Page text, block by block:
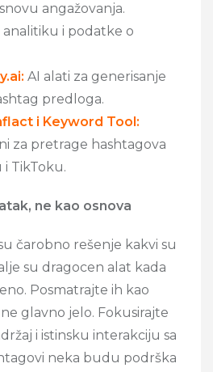
angažovanja.
analitiku i podatke o
AI alati za generisanje
predloga.
i Keyword Tool:
za pretrage hashtagova
TikToku.
ne kao osnova
čarobno rešenje kakvi su
su dragocen alat kada
Posmatrajte ih kao
glavno jelo. Fokusirajte
i istinsku interakciju sa
neka budu podrška